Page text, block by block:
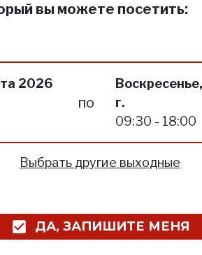
вы можете посетить:
2026
по
г.
09:30 - 18:00
Выбрать другие выходные
ДА, ЗАПИШИТЕ МЕНЯ